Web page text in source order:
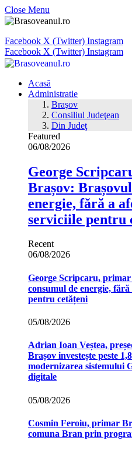
Close Menu
Facebook X (Twitter) Instagram
Facebook X (Twitter) Instagram
Acasă
Administratie
Braşov
Consiliul Judeţean
Din Judeţ
Featured
06/08/2026
George
Brașov:
energie, fără a
serviciile pentru
Recent
06/08/2026
George Scripcaru,
consumul de energie,
pentru cetățeni
05/08/2026
Adrian Ioan Veștea,
Brașov investește peste
modernizarea sistemului
digitale
05/08/2026
Cosmin Feroiu, primar
comuna Bran prin